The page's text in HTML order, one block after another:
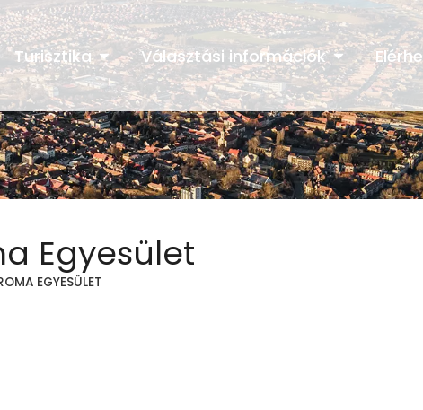
Turisztika Választási információk
Egyesület
EGYESÜLET